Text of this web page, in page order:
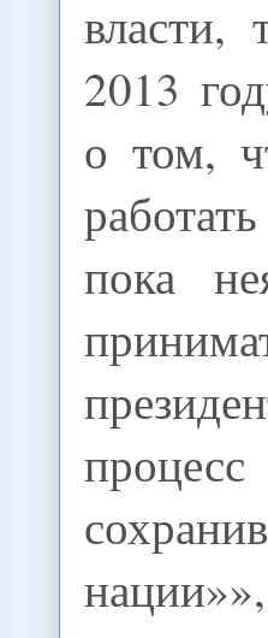
власти,
2013
о том,
пока